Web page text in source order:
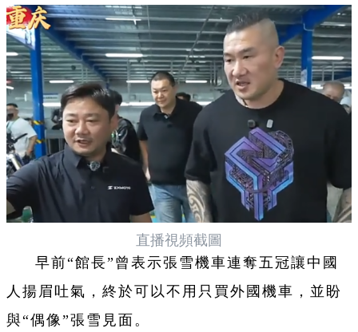
直播視頻截圖
早前“館長”曾表示張雪機車連奪五冠讓中國
人揚眉吐氣，終於可以不用只買外國機車，並盼
與“偶像”張雪見面。